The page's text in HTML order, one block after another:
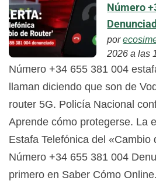
Número
por
2026 a las
Número +34 655 381 004
llaman diciendo que son de
router 5G. Policía Nacional
Aprende cómo protegerse. La
Estafa Telefónica del «Cambio
Número +34 655 381 004
primero en Saber Cómo Online.